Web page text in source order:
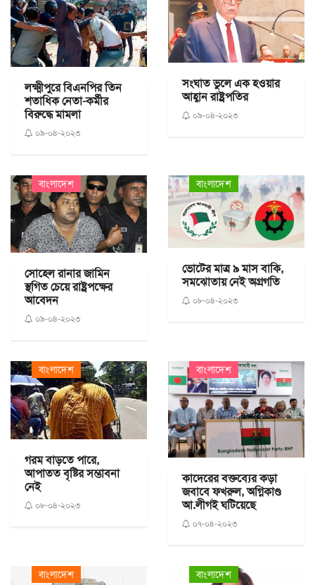
লক্ষ্মীপুরে বিএনপির তিন
শতাধিক নেতা-কর্মীর
বিরুদ্ধে মামলা
০৯-০৪-২০২৩
সংঘাত ভুলে এক হওয়ার
আহ্বান রাষ্ট্রপতির
০৯-০৪-২০২৩
বাংলাদেশ
সোহেল রানার জামিন
স্থগিত চেয়ে রাষ্ট্রপক্ষের
আবেদন
০৯-০৪-২০২৩
বাংলাদেশ
ভোটের মাত্র ৯ মাস বাকি,
সমঝোতায় নেই অগ্রগতি
০৮-০৪-২০২৩
বাংলাদেশ
গরম বাড়তে পারে,
আপাতত বৃষ্টির সম্ভাবনা
নেই
০৮-০৪-২০২৩
বাংলাদেশ
কাদেরের বক্তব্যের কড়া
জবাবে ফখরুল, অগ্নিকাণ্ড
আ.লীগই ঘটিয়েছে
০৭-০৪-২০২৩
বাংলাদেশ বাংলাদেশ